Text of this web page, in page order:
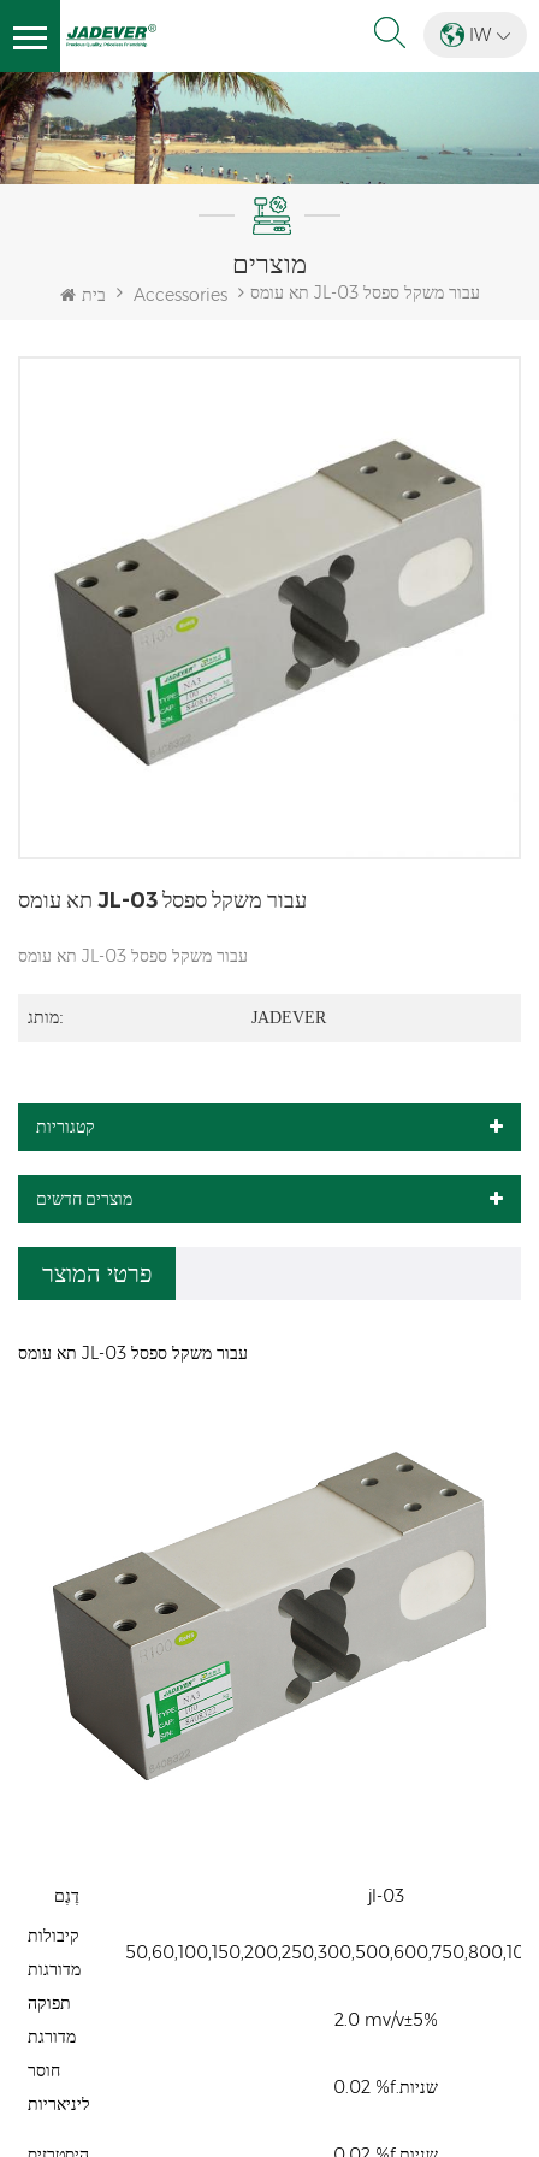
IW
מוצרים
בית Accessories תא עומס JL-03 עבור משקל ספסל
תא עומס JL-03 עבור משקל ספסל
תא עומס JL-03 עבור משקל ספסל
מותג: JADEVER
קטגוריות
מוצרים חדשים
פרטי המוצר
תא עומס JL-03 עבור משקל ספסל
דֶגֶם
jl-03
קיבולות
מדורגות
תפוקה
מדורגת
2.0 mv/v±5%
חוסר
ליניאריות
0.02 %f.שניות